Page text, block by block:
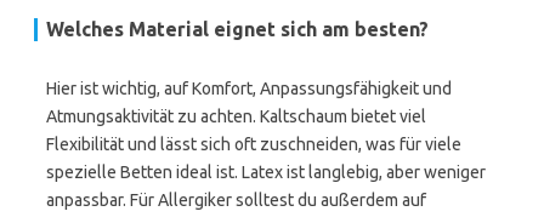
Welches Material eignet sich am besten?
Hier ist wichtig, auf Komfort, Anpassungsfähigkeit und
Atmungsaktivität zu achten. Kaltschaum bietet viel
Flexibilität und lässt sich oft zuschneiden, was für viele
spezielle Betten ideal ist. Latex ist langlebig, aber weniger
anpassbar. Für Allergiker solltest du außerdem auf